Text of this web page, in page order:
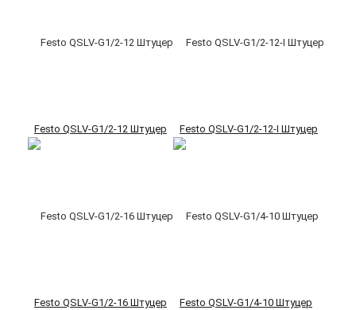
Festo QSLV-G1/2-12 Штуцер Festo QSLV-G1/2-12-I Штуцер
Festo QSLV-G1/2-16 Штуцер Festo QSLV-G1/4-10 Штуцер